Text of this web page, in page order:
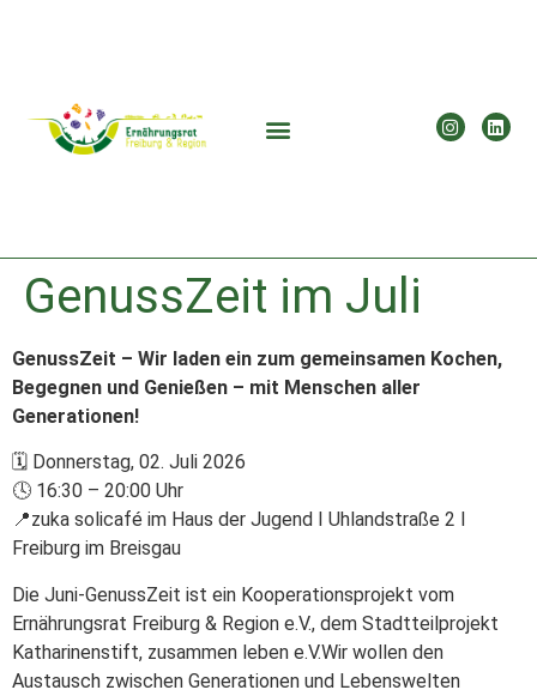
GenussZeit im Juli
GenussZeit – Wir laden ein zum gemeinsamen Kochen,
Begegnen und Genießen – mit Menschen aller
Generationen!
🗓 Donnerstag, 02. Juli 2026
🕓 16:30 – 20:00 Uhr
📍zuka solicafé im Haus der Jugend I Uhlandstraße 2 I
Freiburg im Breisgau
Die Juni-GenussZeit ist ein Kooperationsprojekt vom
Ernährungsrat Freiburg & Region e.V., dem Stadtteilprojekt
Katharinenstift, zusammen leben e.V.Wir wollen den
Austausch zwischen Generationen und Lebenswelten